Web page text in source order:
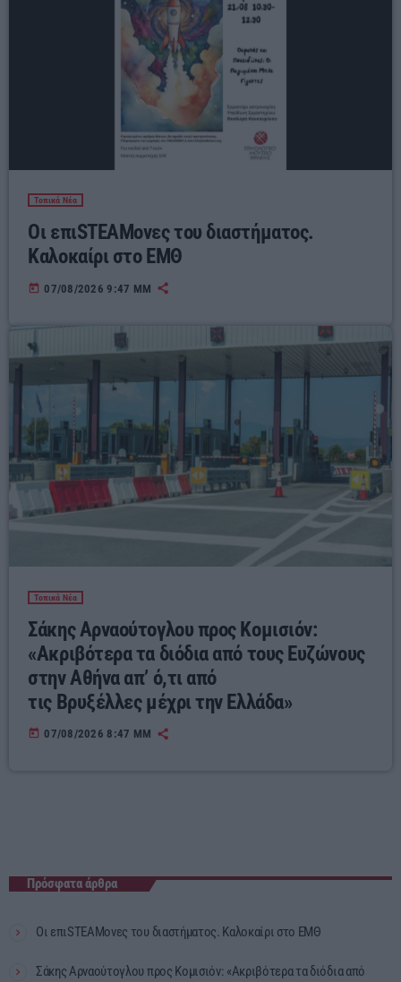
Τοπικά Νέα
Οι επιSTEAMονες του διαστήματος.
Καλοκαίρι στο ΕΜΘ
today 07/08/2026 9:47 ΜΜ
Τοπικά Νέα
Σάκης Αρναούτογλου προς Κομισιόν:
«Ακριβότερα τα διόδια από τους Ευζώνους
στην Αθήνα απ’ ό,τι από
τις Βρυξέλλες μέχρι την Ελλάδα»
today 07/08/2026 8:47 ΜΜ
Πρόσφατα άρθρα
Οι επιSTEAMονες του διαστήματος. Καλοκαίρι στο ΕΜΘ
Σάκης Αρναούτογλου προς Κομισιόν: «Ακριβότερα τα διόδια από